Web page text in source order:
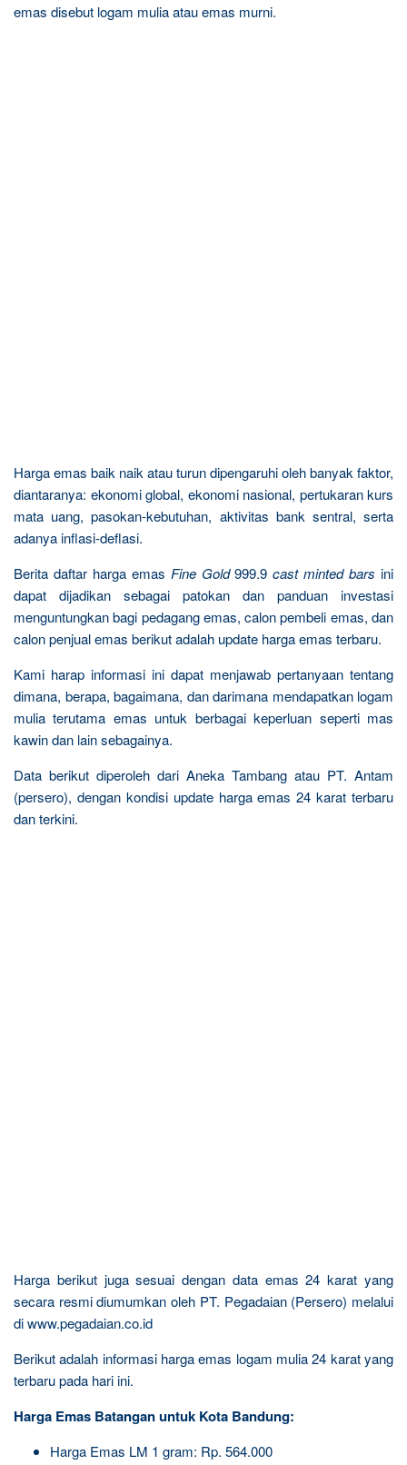
emas disebut logam mulia atau emas murni.
Harga emas baik naik atau turun dipengaruhi oleh banyak faktor,
diantaranya: ekonomi global, ekonomi nasional, pertukaran kurs
mata uang, pasokan-kebutuhan, aktivitas bank sentral, serta
adanya inflasi-deflasi.
Berita daftar harga emas Fine Gold999.9cast minted barsini
dapat dijadikan sebagai patokan dan panduan investasi
menguntungkan bagi pedagang emas, calon pembeli emas, dan
calon penjual emas berikut adalah update harga emas terbaru.
Kami harap informasi ini dapat menjawab pertanyaan tentang
dimana, berapa, bagaimana, dan darimana mendapatkan logam
mulia terutama emas untuk berbagai keperluan seperti mas
kawin dan lain sebagainya.
Data berikut diperoleh dari Aneka Tambang atau PT. Antam
(persero), dengan kondisi update harga emas 24 karat terbaru
dan terkini.
Harga berikut juga sesuai dengan data emas 24 karat yang
secara resmi diumumkan oleh PT. Pegadaian (Persero) melalui
di www.pegadaian.co.id
Berikut adalah informasi harga emas logam mulia 24 karat yang
terbaru pada hari ini.
Harga Emas Batangan untuk Kota Bandung:
Harga Emas LM 1 gram: Rp. 564.000